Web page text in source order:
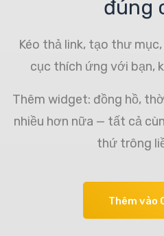
đúng
Kéo thả link, tạo thư
cục thích ứng với bạn,
Thêm widget: đồng hồ,
nhiều hơn nữa — tất cả
thứ trông
Thêm vào